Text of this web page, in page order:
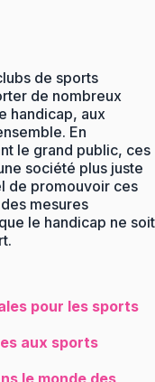
de sports
de nombreux
handicap, aux
En
le grand public, ces
société plus juste
de promouvoir ces
mesures
le handicap ne soit
pour les sports
aux sports